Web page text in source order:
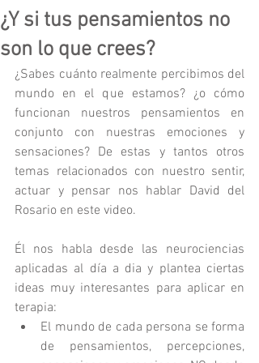
¿Y si tus pensamientos no
son lo que crees?
¿Sabes cuánto realmente percibimos del
mundo en el que estamos? ¿o cómo
funcionan nuestros pensamientos en
conjunto con nuestras emociones y
sensaciones? De estas y tantos otros
temas relacionados con nuestro sentir,
actuar y pensar nos hablar David del
Rosario en este video.
Él nos habla desde las neurociencias
aplicadas al día a dia y plantea ciertas
ideas muy interesantes para aplicar en
terapia:
El mundo de cada persona se forma
de pensamientos, percepciones,